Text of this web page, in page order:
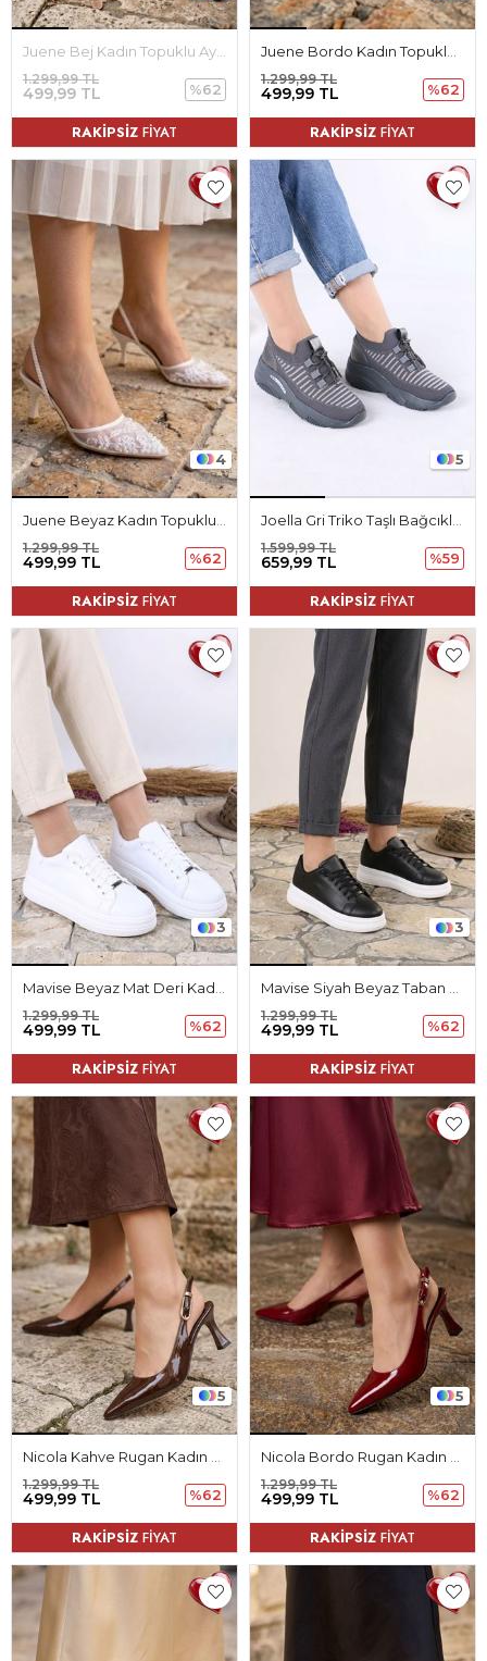
499,99 TL
1.299,99 TL
%62
RAKİPSİZ FİYAT
499,99 TL
1.299,99 TL
%62
RAKİPSİZ FİYAT
4
499,99 TL
1.299,99 TL
%62
RAKİPSİZ FİYAT
5
659,99 TL
1.599,99 TL
%59
RAKİPSİZ FİYAT
3
499,99 TL
1.299,99 TL
%62
RAKİPSİZ FİYAT
3
499,99 TL
1.299,99 TL
%62
RAKİPSİZ FİYAT
5
499,99 TL
1.299,99 TL
%62
RAKİPSİZ FİYAT
5
499,99 TL
1.299,99 TL
%62
RAKİPSİZ FİYAT